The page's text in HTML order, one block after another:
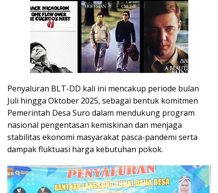
Penyaluran BLT-DD kali ini mencakup periode bulan
Juli hingga Oktober 2025, sebagai bentuk komitmen
Pemerintah Desa Suro dalam mendukung program
nasional pengentasan kemiskinan dan menjaga
stabilitas ekonomi masyarakat pasca-pandemi serta
dampak fluktuasi harga kebutuhan pokok.